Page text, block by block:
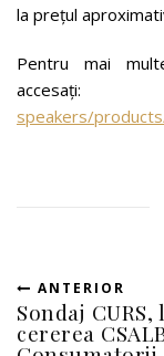
la prețul
Pentru mai
speakers/
ANTERIOR
Sondaj CURS,
cererea